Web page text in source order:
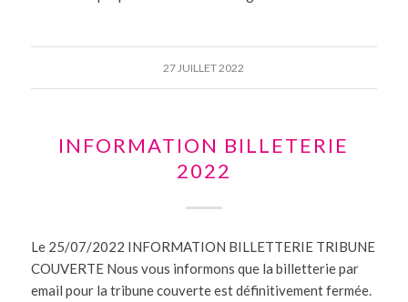
27 JUILLET 2022
INFORMATION BILLETERIE
2022
Le 25/07/2022 INFORMATION BILLETTERIE TRIBUNE
COUVERTE Nous vous informons que la billetterie par
email pour la tribune couverte est définitivement fermée.